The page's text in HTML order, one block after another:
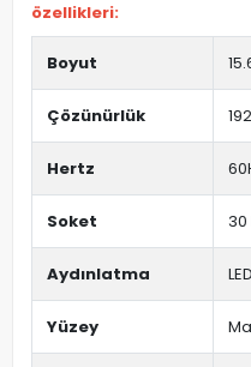
özellikleri:
Boyut
Çözünürlük
Hertz
Soket 30
Aydınlatma LED
Yüzey